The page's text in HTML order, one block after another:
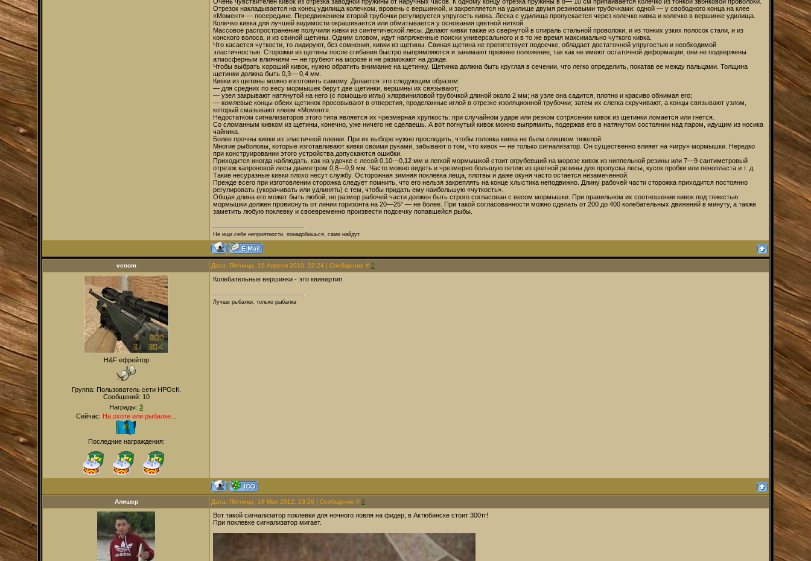
Отрезок накладывается на конец удилища колечком, вровень с вершинкой, и закрепляется на удилище двумя резиновыми трубочками: одной — у свободного конца на клее
«Момент» — посередине. Передвижением второй трубочки регулируется упругость кивка. Леска с удилища пропускается через колечко кивка и колечко в вершинке удилища.
Колечко кивка для лучшей видимости окрашивается или обматывается у основания цветной ниткой.
Массовое распространение получили кивки из синтетической лесы. Делают кивки также из свернутой в спираль стальной проволоки, и из тонких узких полосок стали, и из
конского волоса, и из свиной щетины. Одним словом, идут напряженные поиски универсального и в то же время максимально чуткого кивка.
Что касается чуткости, то лидируют, без сомнения, кивки из щетины. Свиная щетина не препятствует подсечке, обладает достаточной упругостью и необходимой
эластичностью. Сторожки из щетины после сгибания быстро выпрямляются и занимают прежнее положение, так как не имеют остаточной деформации; они не подвержены
атмосферным влияниям — не грубеют на морозе и не размокают на дожде.
Чтобы выбрать хороший кивок, нужно обратить внимание на щетинку. Щетинка должна быть круглая в сечении, что легко определить, покатав ее между пальцами. Толщина
щетинки должна быть 0,3— 0,4 мм.
Кивки из щетины можно изготовить самому. Делается это следующим образом:
— для средних по весу мормышек берут две щетинки, вершины их связывают;
— узел закрывают натянутой на него (с помощью иглы) хлорвиниловой трубочкой длиной около 2 мм; на узле она садится, плотно и красиво обжимая его;
— комлевые концы обеих щетинок просовывают в отверстия, проделанные иглой в отрезке изоляционной трубочки; затем их слегка скручивают, а концы связывают узлом,
который смазывают клеем «Момент».
Недостатком сигнализаторов этого типа является их чрезмерная хрупкость: при случайном ударе или резком сотрясении кивок из щетинки ломается или гнется.
Со сломанным кивком из щетины, конечно, уже ничего не сделаешь. А вот погнутый кивок можно выпрямить, подержав его в натянутом состоянии над паром, идущим из носика
чайника.
Более прочны кивки из эластичной пленки. При их выборе нужно проследить, чтобы головка кивка не была слишком тяжелой.
Многие рыболовы, которые изготавливают кивки своими руками, забывают о том, что кивок — не только сигнализатор. Он существенно влияет на «игру» мормышки. Нередко
при конструировании этого устройства допускаются ошибки.
Приходится иногда наблюдать, как на удочке с лесой 0,10—0,12 мм и легкой мормышкой стоит огрубевший на морозе кивок из ниппельной резины или 7—9 сантиметровый
отрезок капроновой лесы диаметром 0,8—0,9 мм. Часто можно видеть и чрезмерно большую петлю из цветной резины для пропуска лесы, кусок пробки или пенопласта и т. д.
Такие несуразные кивки плохо несут службу. Осторожная зимняя поклевка леща, плотвы и даже окуня часто остается незамеченной.
Прежде всего при изготовлении сторожка следует помнить, что его нельзя закреплять на конце хлыстика неподвижно. Длину рабочей части сторожка приходится постоянно
регулировать (укорачивать или удлинять) с тем, чтобы придать ему наибольшую «чуткость».
Общая длина его может быть любой, но размер рабочей части должен быть строго согласован с весом мормышки. При правильном их соотношении кивок под тяжестью
мормышки должен провиснуть от линии горизонта на 20—25° — не более. При такой согласованности можно сделать от 200 до 400 колебательных движений в минуту, а также
заметить любую поклевку и своевременно произвести подсечку попавшейся рыбы.
Не ищи себе неприятности, понадобишься, сами найдут.
venom Дата: Пятница, 16 Апреля 2010, 23:24 | Сообщение # 2
H&F ефрейтор
Группа: Пользователь сети НРОсК.
Сообщений: 10
Награды: 3
Сейчас: На охоте или рыбалке...
Последние награждения:
Колебательные вершинки - это квивертип
Лучше рыбалки, только рыбалка
Алишер Дата: Пятница, 18 Мая 2012, 23:26 | Сообщение # 3
Вот такой сигнализатор поклевки для ночного ловля на фидер, в Актюбинске стоит 300тг!
При поклевке сигнализатор мигает.